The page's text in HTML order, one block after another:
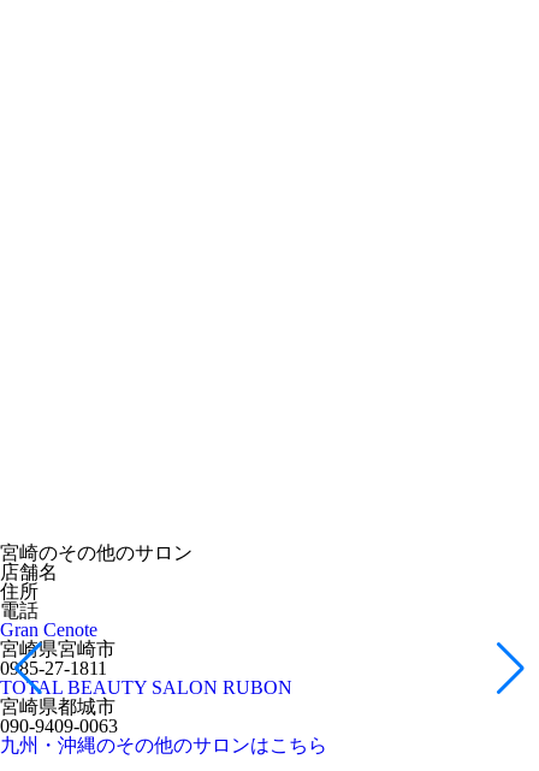
宮崎のその他のサロン
店舗名
住所
電話
Gran Cenote
宮崎県宮崎市
0985-27-1811
TOTAL BEAUTY SALON RUBON
宮崎県都城市
090-9409-0063
九州・沖縄のその他のサロンはこちら